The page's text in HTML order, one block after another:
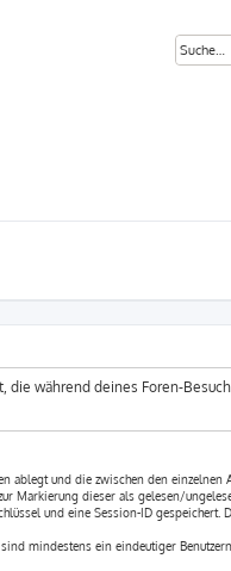
während deines Foren-
ablegt und die zwischen den einzelnen
Markierung dieser als gelesen/
und eine Session-ID gespeichert.
mindestens ein eindeutiger